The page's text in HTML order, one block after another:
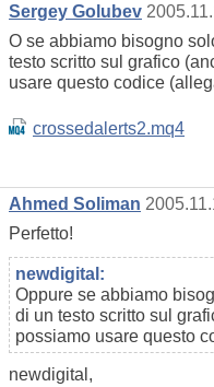
Sergey Golubev
O se abbiamo bisogno
testo scritto sul grafico
usare questo codice
crossedalerts2.mq4
Ahmed Soliman
Perfetto!
newdigital:
Oppure se abbiamo
di un testo scritto sul
possiamo usare questo
newdigital,